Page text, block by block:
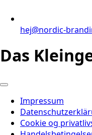
hej@nordic-
Das
Impressum
Cookie og